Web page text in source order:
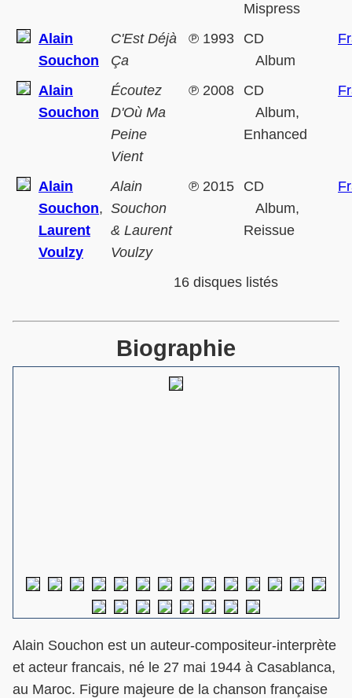
Mispress
Alain
Souchon
C'Est Déjà
Ça
℗ 1993
CD
Album
Alain
Souchon
Écoutez
D'Où Ma
Peine
Vient
℗ 2008
CD
Album,
Enhanced
Alain
Souchon,
Laurent
Voulzy
Alain
Souchon
& Laurent
Voulzy
℗ 2015
CD
Album,
Reissue
16 disques listés
Biographie
Alain Souchon est un auteur-compositeur-interprète
et acteur francais, né le 27 mai 1944 à Casablanca,
au Maroc. Figure majeure de la chanson française